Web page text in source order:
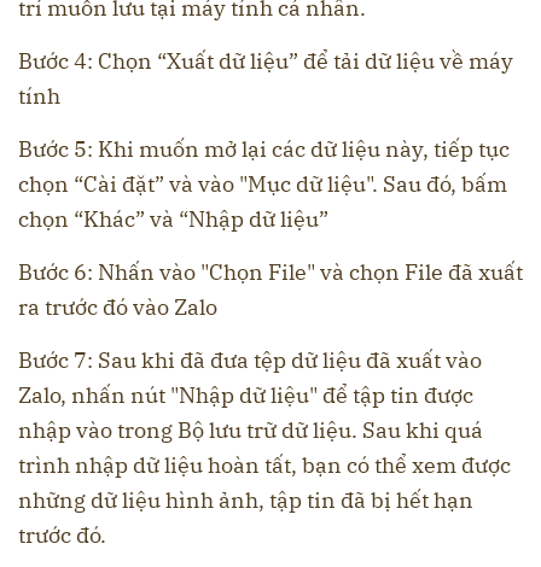
trí muốn lưu tại máy tính cá nhân.
Bước 4: Chọn “Xuất dữ liệu” để tải dữ liệu về máy
tính
Bước 5: Khi muốn mở lại các dữ liệu này, tiếp tục
chọn “Cài đặt” và vào "Mục dữ liệu". Sau đó, bấm
chọn “Khác” và “Nhập dữ liệu”
Bước 6: Nhấn vào "Chọn File" và chọn File đã xuất
ra trước đó vào Zalo
Bước 7: Sau khi đã đưa tệp dữ liệu đã xuất vào
Zalo, nhấn nút "Nhập dữ liệu" để tập tin được
nhập vào trong Bộ lưu trữ dữ liệu. Sau khi quá
trình nhập dữ liệu hoàn tất, bạn có thể xem được
những dữ liệu hình ảnh, tập tin đã bị hết hạn
trước đó.